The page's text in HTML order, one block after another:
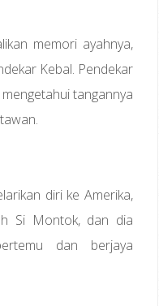
memori ayahnya,
Kebal. Pendekar
tangannya
diri ke Amerika,
Si Montok, dan dia
dan berjaya